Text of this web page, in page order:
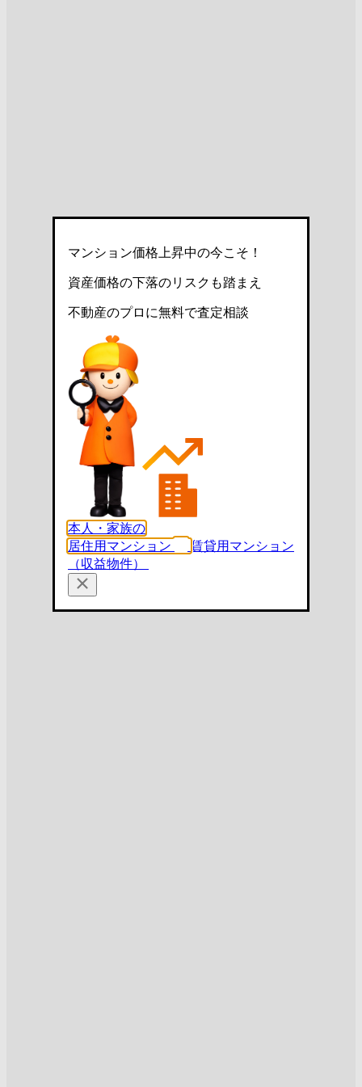
マンション価格上昇中の今こそ！
資産価格の下落のリスクも踏まえ
不動産のプロに無料で査定相談
本人・家族の
居住用マンション
賃貸用マンション
（収益物件）